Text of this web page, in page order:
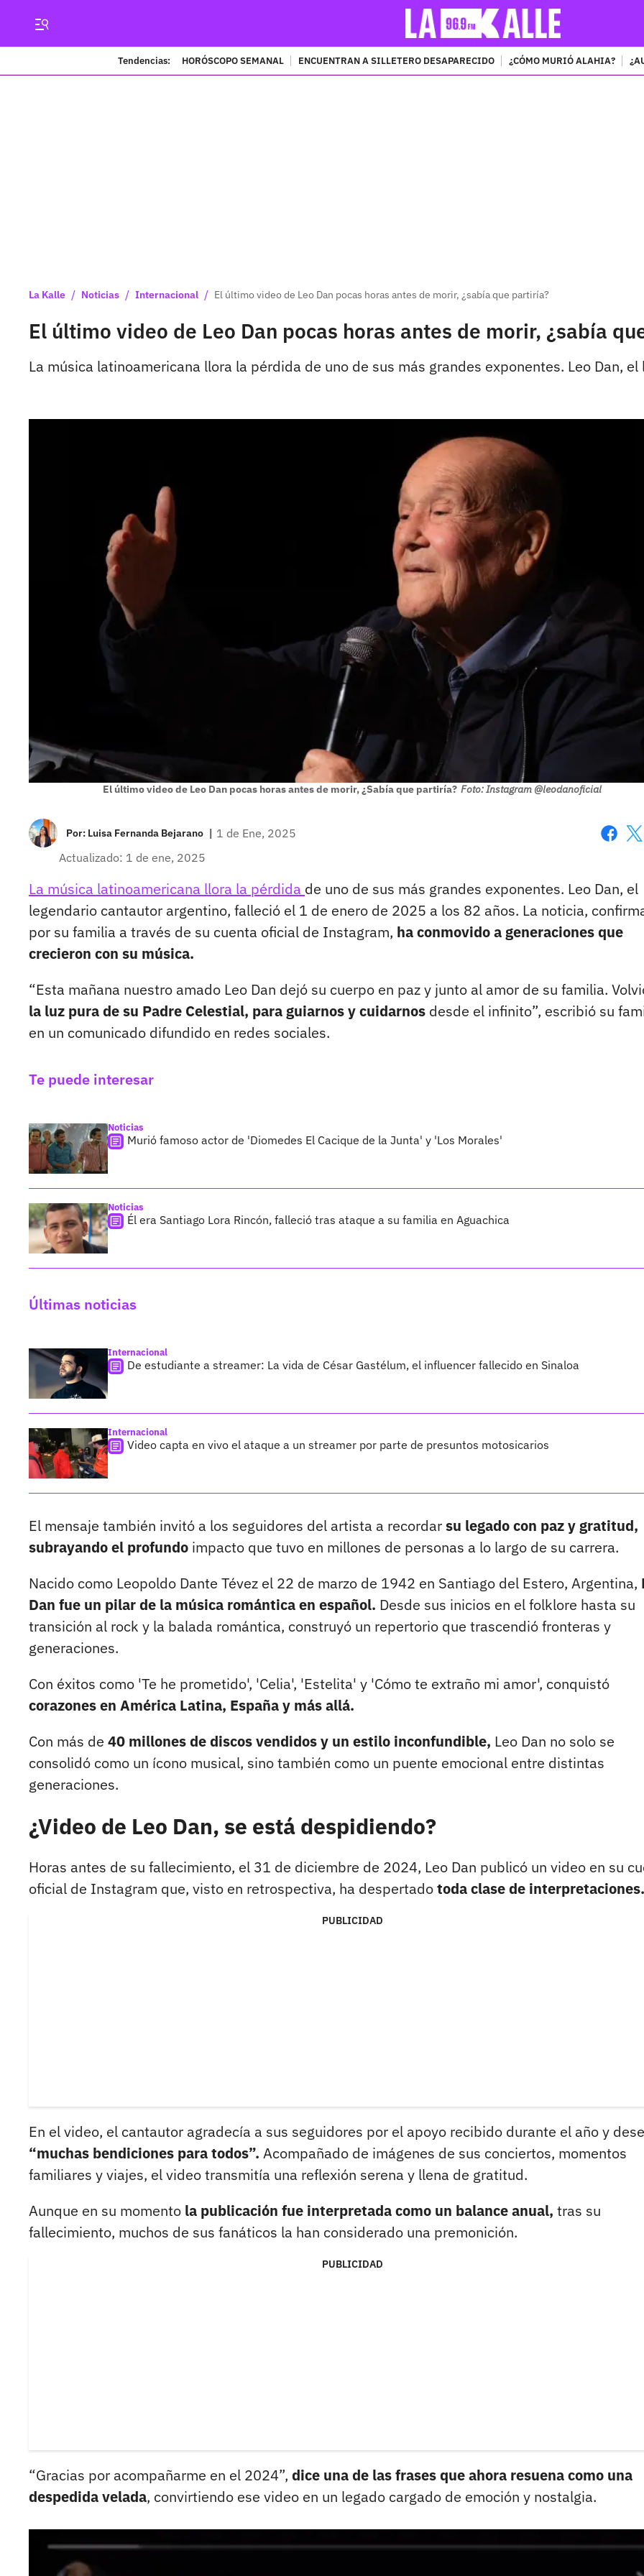
Tendencias: HORÓSCOPO SEMANAL ENCUENTRAN A SILLETERO DESAPARECIDO ¿CÓMO MURIÓ ALAHIA?
La Kalle / Noticias / Internacional / El último video de Leo Dan pocas horas antes de morir, ¿sabía que partiría?
El último video de Leo Dan pocas horas antes de morir, ¿sabía
La música latinoamericana llora la pérdida de uno de sus más grandes exponentes. Leo Dan,
El último video de Leo Dan pocas horas antes de morir, ¿Sabía que partiría? Foto: Instagram @leodanoficial
Por: Luisa Fernanda Bejarano | 1 de Ene, 2025
Actualizado: 1 de ene, 2025
La música latinoamericana llora la pérdida de uno de sus más grandes exponentes. Leo Dan, el
legendario cantautor argentino, falleció el 1 de enero de 2025 a los 82 años. La noticia,
por su familia a través de su cuenta oficial de Instagram, ha conmovido a generaciones que
crecieron con su música.
“Esta mañana nuestro amado Leo Dan dejó su cuerpo en paz y junto al amor de su familia.
la luz pura de su Padre Celestial, para guiarnos y cuidarnos desde el infinito”, escribió su
en un comunicado difundido en redes sociales.
Te puede interesar
Noticias
Murió famoso actor de 'Diomedes El Cacique de la Junta' y 'Los Morales'
Noticias
Él era Santiago Lora Rincón, falleció tras ataque a su familia en Aguachica
Últimas noticias
Internacional
De estudiante a streamer: La vida de César Gastélum, el influencer fallecido en Sinaloa
Internacional
Video capta en vivo el ataque a un streamer por parte de presuntos motosicarios
El mensaje también invitó a los seguidores del artista a recordarsu legado con paz y gratitud,
subrayando el profundo impacto que tuvo en millones de personas a lo largo de su carrera.
Nacido como Leopoldo Dante Tévez el 22 de marzo de 1942 en Santiago del Estero, Argentina,
Dan fue un pilar de la música romántica en español. Desde sus inicios en el folklore hasta su
transición al rock y la balada romántica, construyó un repertorio que trascendió fronteras y
generaciones.
Con éxitos como 'Te he prometido', 'Celia', 'Estelita' y 'Cómo te extraño mi amor', conquistó
corazones en América Latina, España y más allá.
Con más de 40 millones de discos vendidos y un estilo inconfundible, Leo Dan no solo se
consolidó como un ícono musical, sino también como un puente emocional entre distintas
generaciones.
¿Video de Leo Dan, se está despidiendo?
Horas antes de su fallecimiento, el 31 de diciembre de 2024, Leo Dan publicó un video en su
oficial de Instagram que, visto en retrospectiva, ha despertadotoda clase de interpretaciones.
PUBLICIDAD
En el video, el cantautor agradecía a sus seguidores por el apoyo recibido durante el año y
“muchas bendiciones para todos”. Acompañado de imágenes de sus conciertos, momentos
familiares y viajes, el video transmitía una reflexión serena y llena de gratitud.
Aunque en su momento la publicación fue interpretada como un balance anual, tras su
fallecimiento, muchos de sus fanáticos la han considerado una premonición.
PUBLICIDAD
“Gracias por acompañarme en el 2024”, dice una de las frases que ahora resuena como una
despedida velada, convirtiendo ese video en un legado cargado de emoción y nostalgia.